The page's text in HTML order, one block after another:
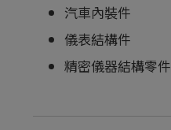
汽車內裝件
儀表結構件
精密儀器結構零件